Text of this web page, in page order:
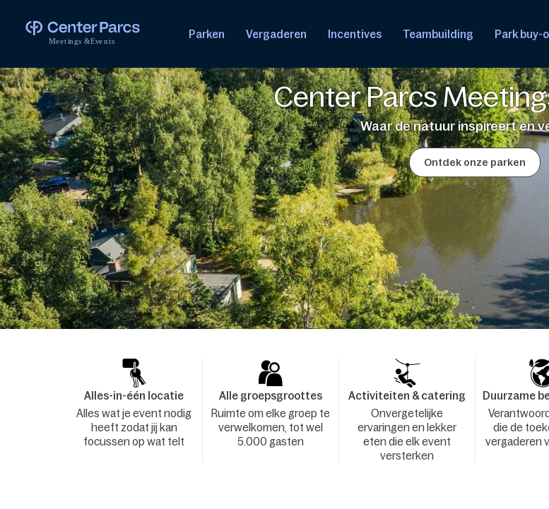
Meetings &Events
Parken Vergaderen Incentives Teambuilding Park buy-
Center Parcs
Waar de natuur inspireert en
Ontdek onze parken
Alles-in-één locatie
Alles wat je event nodig
heeft zodat jij kan
focussen op wat telt
Alle groepsgroottes
Ruimte om elke groep te
verwelkomen, tot wel
5.000 gasten
Activiteiten & catering
Onvergetelijke
ervaringen en lekker
eten die elk event
versterken
Duurzame
die de
vergaderen